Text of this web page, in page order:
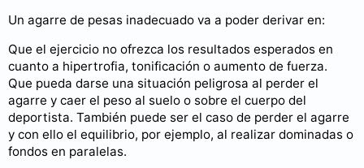
Un agarre de pesas inadecuado va a poder derivar en:
Que el ejercicio no ofrezca los resultados esperados en
cuanto a hipertrofia, tonificación o aumento de fuerza.
Que pueda darse una situación peligrosa al perder el
agarre y caer el peso al suelo o sobre el cuerpo del
deportista. También puede ser el caso de perder el agarre
y con ello el equilibrio, por ejemplo, al realizar dominadas o
fondos en paralelas.